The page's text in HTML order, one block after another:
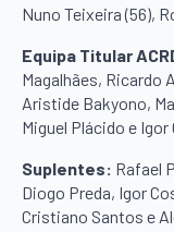
Nuno Teixeira (56),
Equipa Titular
Magalhães, Ricardo
Aristide Bakyono,
Miguel Plácido e Igor
Suplentes: Rafael
Diogo Preda, Igor
Cristiano Santos e